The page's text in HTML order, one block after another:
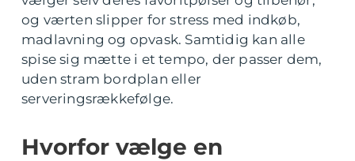
og værten slipper for stress med indkøb,
madlavning og opvask. Samtidig kan alle
spise sig mætte i et tempo, der passer dem,
uden stram bordplan eller
serveringsrækkefølge.
Hvorfor vælge en